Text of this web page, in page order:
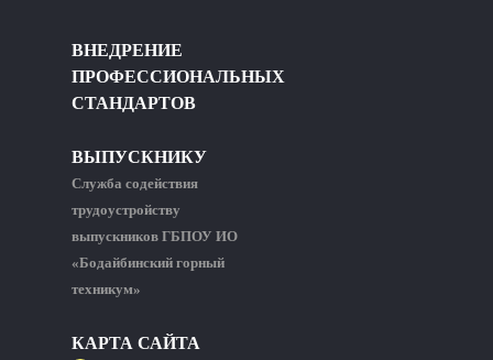
ВНЕДРЕНИЕ
ПРОФЕССИОНАЛЬНЫХ
СТАНДАРТОВ
ВЫПУСКНИКУ
Служба содействия
трудоустройству
выпускников ГБПОУ ИО
«Бодайбинский горный
техникум»
КАРТА САЙТА